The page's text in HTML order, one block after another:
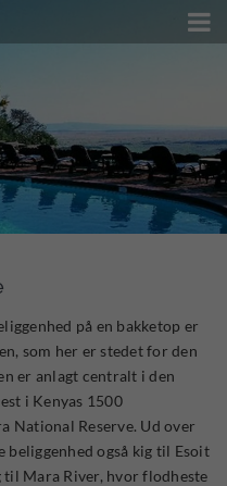

på en bakketop er
som her er stedet for den
er anlagt centralt i den
i Kenyas 1500
National Reserve. Ud over
beliggenhed også kig til Esoit
Mara River, hvor flodheste